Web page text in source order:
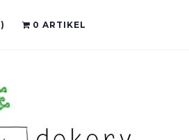
) 0 ARTIKEL